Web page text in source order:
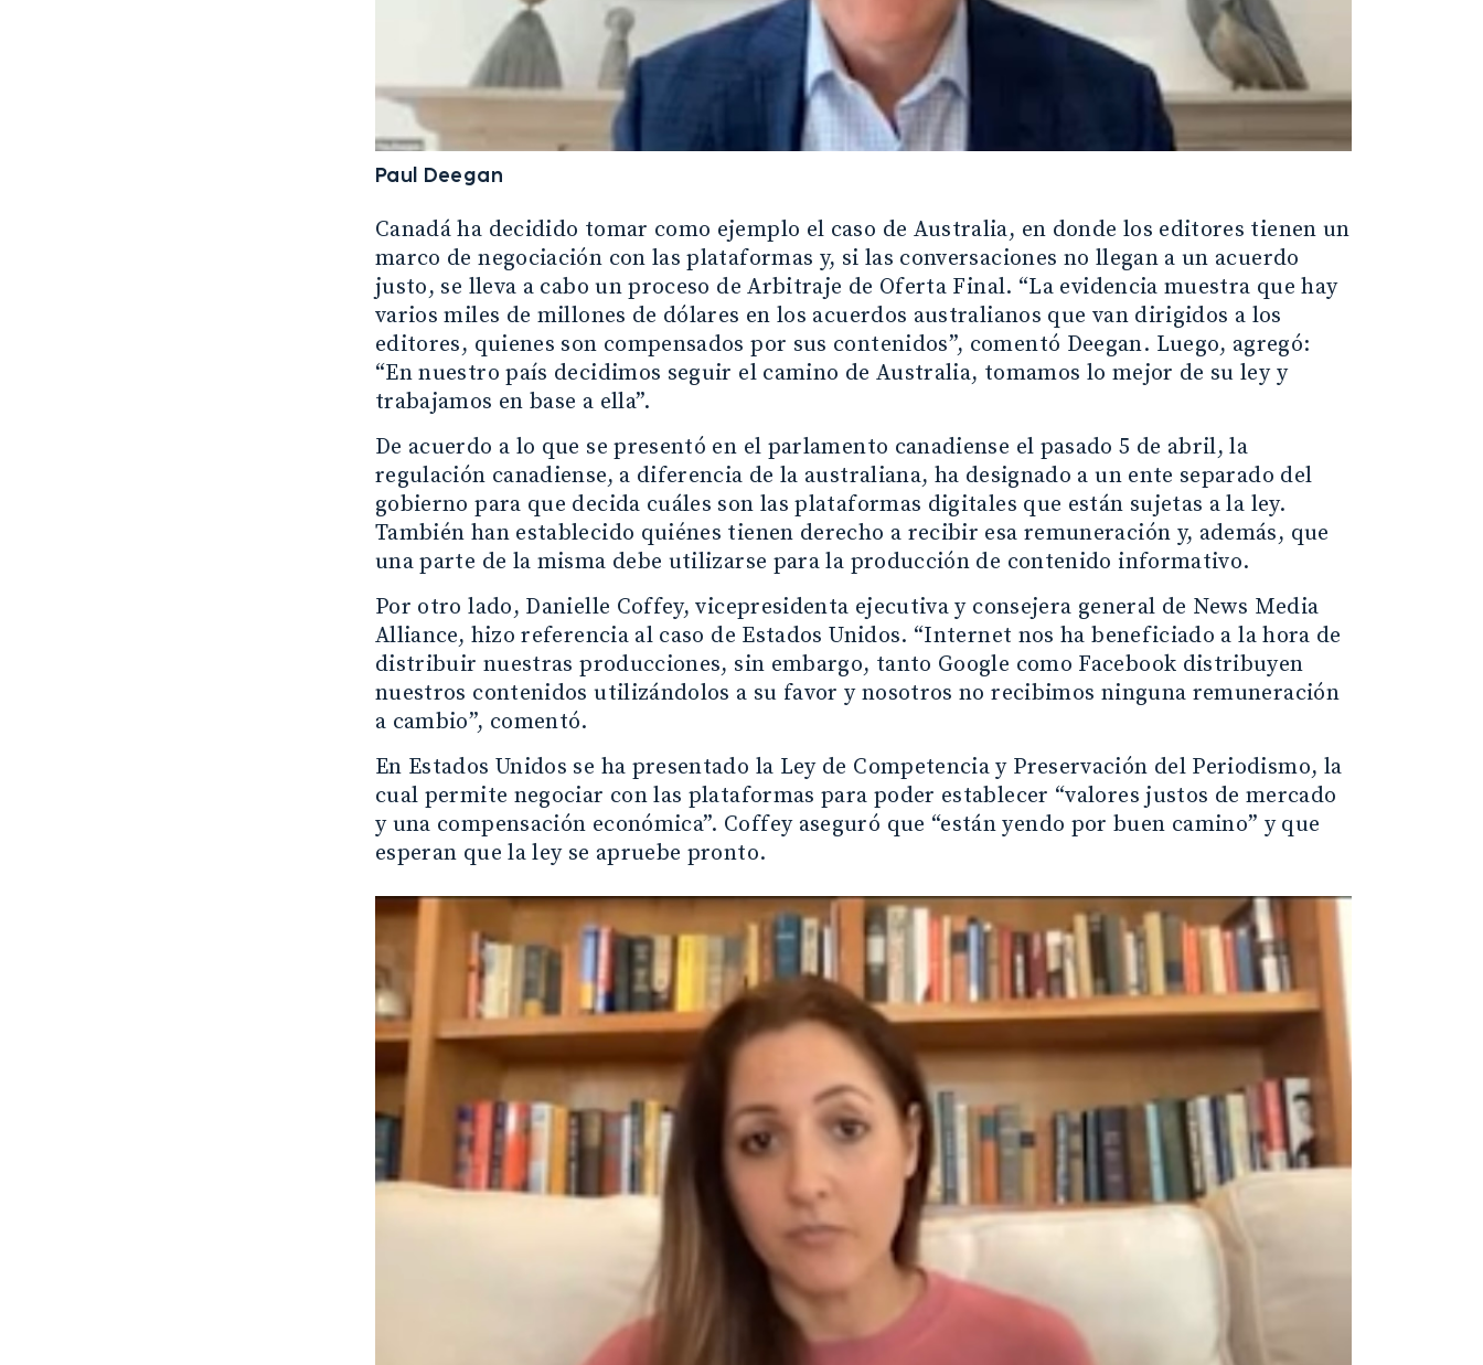
Paul Deegan
Canadá ha decidido tomar como ejemplo el caso de Australia, en donde los editores tienen un
marco de negociación con las plataformas y, si las conversaciones no llegan a un acuerdo
justo, se lleva a cabo un proceso de Arbitraje de Oferta Final. “La evidencia muestra que hay
varios miles de millones de dólares en los acuerdos australianos que van dirigidos a los
editores, quienes son compensados por sus contenidos”, comentó Deegan. Luego, agregó:
“En nuestro país decidimos seguir el camino de Australia, tomamos lo mejor de su ley y
trabajamos en base a ella”.
De acuerdo a lo que se presentó en el parlamento canadiense el pasado 5 de abril, la
regulación canadiense, a diferencia de la australiana, ha designado a un ente separado del
gobierno para que decida cuáles son las plataformas digitales que están sujetas a la ley.
También han establecido quiénes tienen derecho a recibir esa remuneración y, además, que
una parte de la misma debe utilizarse para la producción de contenido informativo.
Por otro lado, Danielle Coffey, vicepresidenta ejecutiva y consejera general de News Media
Alliance, hizo referencia al caso de Estados Unidos. “Internet nos ha beneficiado a la hora de
distribuir nuestras producciones, sin embargo, tanto Google como Facebook distribuyen
nuestros contenidos utilizándolos a su favor y nosotros no recibimos ninguna remuneración
a cambio”, comentó.
En Estados Unidos se ha presentado la Ley de Competencia y Preservación del Periodismo, la
cual permite negociar con las plataformas para poder establecer “valores justos de mercado
y una compensación económica”. Coffey aseguró que “están yendo por buen camino” y que
esperan que la ley se apruebe pronto.